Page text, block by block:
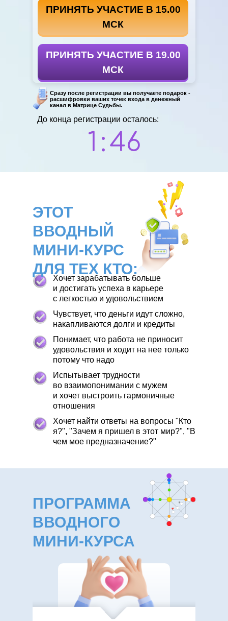
ПРИНЯТЬ УЧАСТИЕ В 19.00
ПРИНЯТЬ УЧАСТИЕ В 15.00
МСК
До конца регистрации осталось:
Сразу после регистрации вы получаете подарок -
расшифровки ваших точек входа в денежный
канал в Матрице Судьбы.
1 :45
ПРИНЯТЬ УЧАСТИЕ В 19.00
ПРИНЯТЬ УЧАСТИЕ В 19.00
МСК
Чувствует, что деньги идут сложно,
накапливаются долги и кредиты
Хочет зарабатывать больше
и достигать успеха в карьере
с легкостью и удовольствием
Понимает, что работа не приносит
удовольствия и ходит на нее только
потому что надо
Испытывает трудности
во взаимопонимании с мужем
и хочет выстроить гармоничные
отношения
Хочет найти ответы на вопросы "Кто
я?", "Зачем я пришел в этот мир?", "В
чем мое предназначение?"
ЭТОТ
ВВОДНЫЙ
МИНИ-КУРС
ДЛЯ ТЕХ КТО:
ПРОГРАММА
ВВОДНОГО
МИНИ-КУРСА